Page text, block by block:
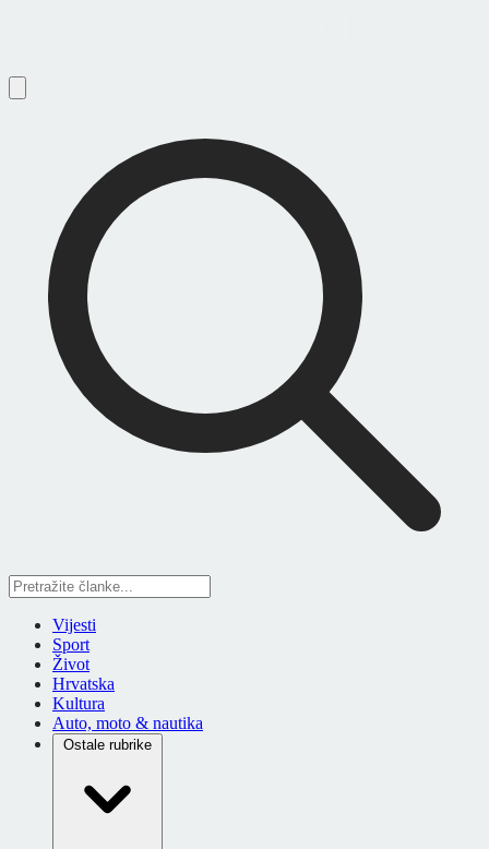
Vijesti
Sport
Život
Hrvatska
Kultura
Auto, moto & nautika
Ostale rubrike